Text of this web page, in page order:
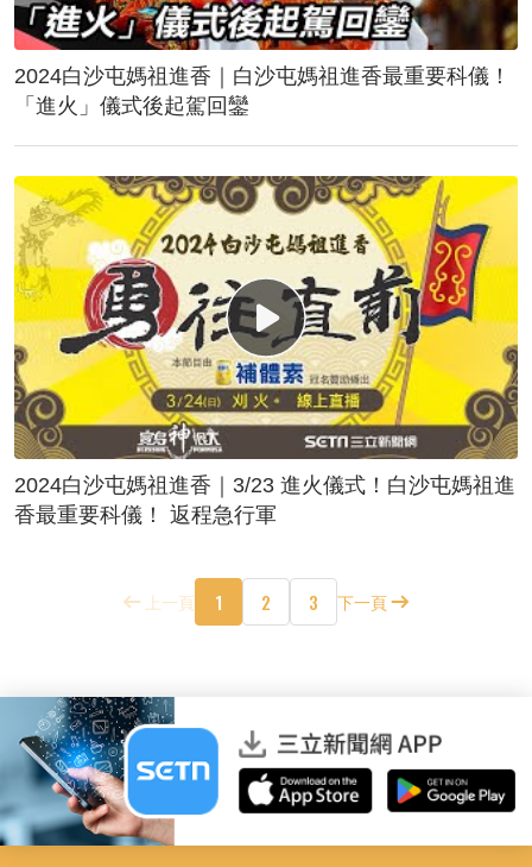
2024白沙屯媽祖進香｜白沙屯媽祖進香最重要科儀！
「進火」儀式後起駕回鑾
2024白沙屯媽祖進香｜3/23 進火儀式！白沙屯媽祖進
香最重要科儀！ 返程急行軍
上一頁 1 2 3 下一頁